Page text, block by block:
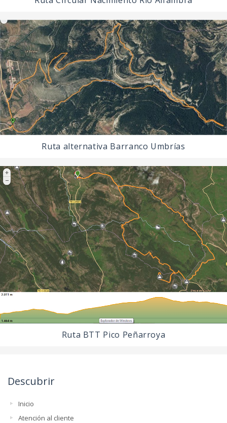
Ruta alternativa Barranco Umbrías
Ruta BTT Pico Peñarroya
Descubrir
Inicio
Atención al cliente